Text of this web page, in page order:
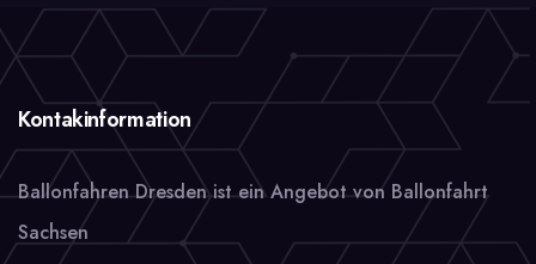
Die
Optionen
können
der
Produktseite
Kontakinformation
Ballonfahren Dresden ist ein Angebot von Ballonfahrt
Sachsen